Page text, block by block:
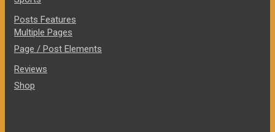
Posts Features
Multiple Pages
Page / Post Elements
Reviews
Shop